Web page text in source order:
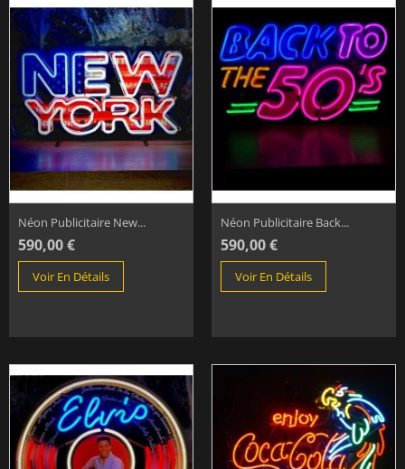
Néon Publicitaire New...
590,00 €
Voir En Détails
Néon Publicitaire Back...
590,00 €
Voir En Détails